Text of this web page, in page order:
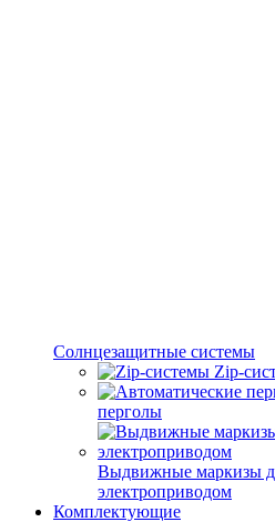
Солнцезащитные системы
Zip-
перголы
Выдвижные маркизы
электроприводом
Комплектующие